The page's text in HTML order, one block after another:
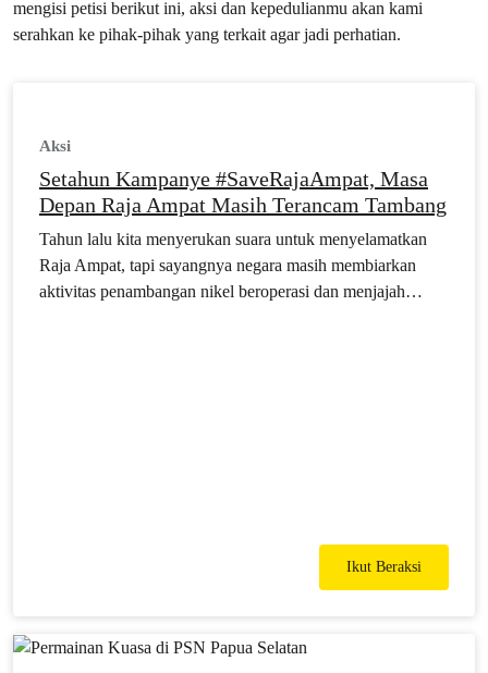
mengisi petisi berikut ini, aksi dan kepedulianmu akan kami
serahkan ke pihak-pihak yang terkait agar jadi perhatian.
Aksi
Setahun Kampanye #SaveRajaAmpat, Masa
Depan Raja Ampat Masih Terancam Tambang
Tahun lalu kita menyerukan suara untuk menyelamatkan
Raja Ampat, tapi sayangnya negara masih membiarkan
aktivitas penambangan nikel beroperasi dan menjajah
Ikut Beraksi